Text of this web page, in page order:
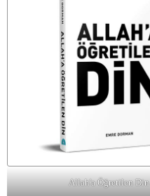
Allah'a Öğretilen Din